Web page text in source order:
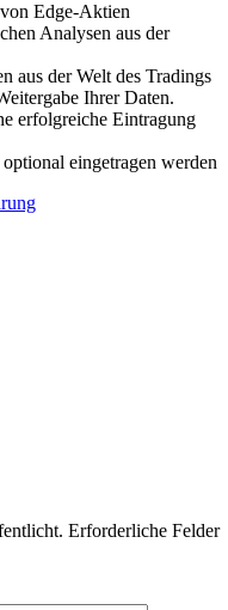
Edge-Aktien
Analysen aus der
aus der Welt des Tradings
Ihrer Daten.
erfolgreiche Eintragung
eingetragen werden
Erforderliche Felder